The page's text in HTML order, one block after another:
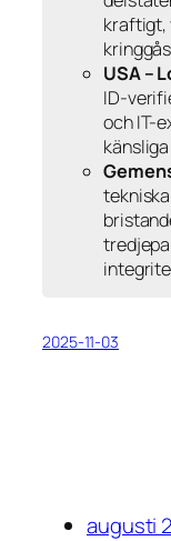
kraftigt,
USA –
ID-
och IT-
2025-11-03
augusti